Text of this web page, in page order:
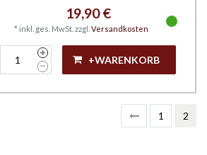
19,90 €
* inkl. ges. MwSt. zzgl. Versandkosten
+WARENKORB
1 2